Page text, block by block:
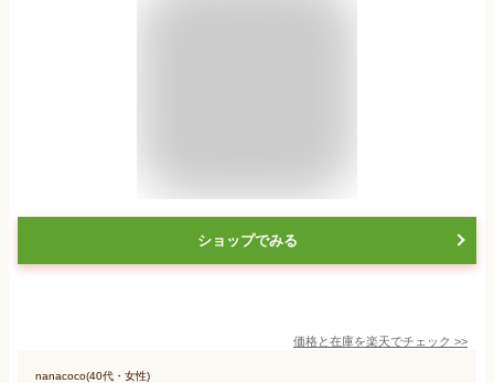
ショップでみる
価格と在庫を楽天でチェック >>
nanacoco(40代・女性)